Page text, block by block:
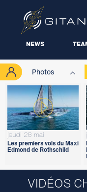
NEWS
Photos
jeudi 28 mai
Les premiers vols du Maxi
Edmond de Rothschild
VIDÉOS